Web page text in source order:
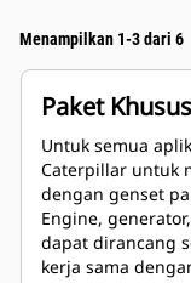
Menampilkan 1-3 dari 6
Paket Khusus
Untuk semua
Caterpillar untuk
dengan genset
Engine,
dapat dirancang
kerja sama